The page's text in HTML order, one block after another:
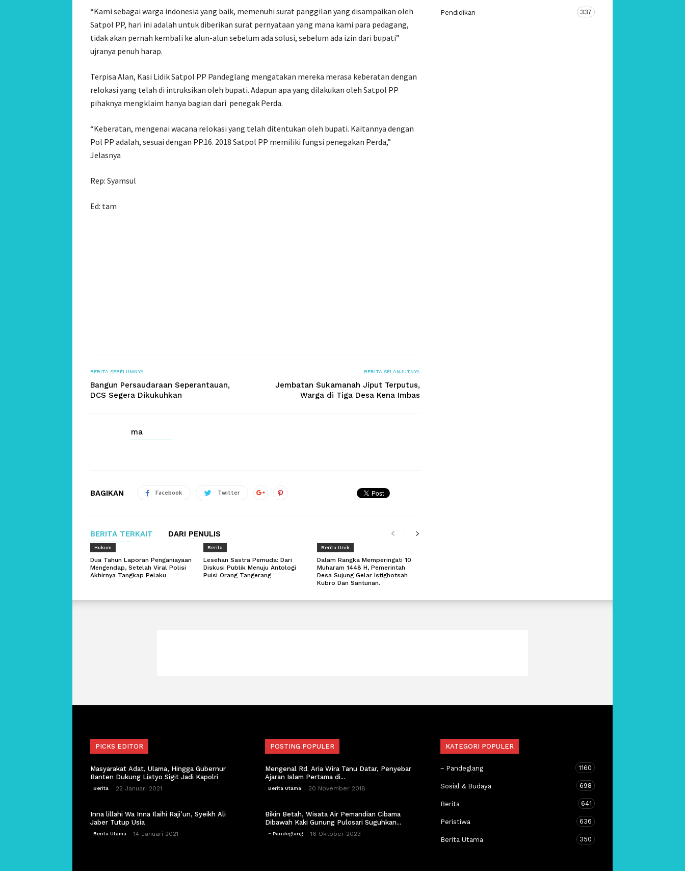
“Kami sebagai warga indonesia yang baik, memenuhi surat panggilan yang disampaikan oleh
Satpol PP, hari ini adalah untuk diberikan surat pernyataan yang mana kami para pedagang,
tidak akan pernah kembali ke alun-alun sebelum ada solusi, sebelum ada izin dari bupati”
ujranya penuh harap.
Terpisa Alan, Kasi Lidik Satpol PP Pandeglang mengatakan mereka merasa keberatan dengan
relokasi yang telah di intruksikan oleh bupati. Adapun apa yang dilakukan oleh Satpol PP
pihaknya mengklaim hanya bagian dari penegak Perda.
“Keberatan, mengenai wacana relokasi yang telah ditentukan oleh bupati. Kaitannya dengan
Pol PP adalah, sesuai dengan PP.16. 2018 Satpol PP memiliki fungsi penegakan Perda,”
Jelasnya
Rep: Syamsul
Ed: tam
BERITA SEBELUMNYA
Bangun Persaudaraan Seperantauan,
DCS Segera Dikukuhkan
BERITA SELANJUTNYA
Jembatan Sukamanah Jiput Terputus,
Warga di Tiga Desa Kena Imbas
ma
BAGIKAN Facebook Twitter
BERITA TERKAIT DARI PENULIS
Hukum
Dua Tahun Laporan Penganiayaan
Mengendap, Setelah Viral Polisi
Akhirnya Tangkap Pelaku
Berita
Lesehan Sastra Pemuda: Dari
Diskusi Publik Menuju Antologi
Puisi Orang Tangerang
Berita Unik
Dalam Rangka Memperingati 10
Muharam 1448 H, Pemerintah
Desa Sujung Gelar Istighotsah
Kubro Dan Santunan.
Pendidikan 337
PICKS EDITOR
Masyarakat Adat, Ulama, Hingga Gubernur
Banten Dukung Listyo Sigit Jadi Kapolri
Berita 22 Januari 2021
Inna lillahi Wa Inna Ilaihi Raji’un, Syeikh Ali
Jaber Tutup Usia
Berita Utama 14 Januari 2021
POSTING POPULER
Mengenal Rd. Aria Wira Tanu Datar, Penyebar
Ajaran Islam Pertama di...
Berita Utama 20 November 2018
Bikin Betah, Wisata Air Pemandian Cibama
Dibawah Kaki Gunung Pulosari Suguhkan...
~ Pandeglang 16 Oktober 2023
KATEGORI POPULER
~ Pandeglang 1160
Sosial & Budaya 698
Berita 641
Peristiwa 636
Berita Utama 350